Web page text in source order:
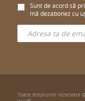
Sunt de acord să
mă dezabonez cu
Toate drepturile rezervate